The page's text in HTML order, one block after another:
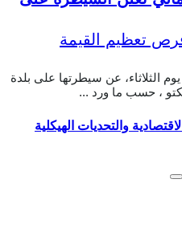
والتحديات الهيكلية
الثلاثاء، عن سيطرتها على بلدة
، حسب ما ورد ...